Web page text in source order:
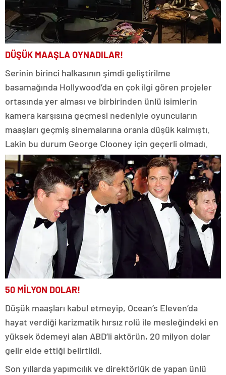
DÜŞÜK MAAŞLA OYNADILAR!
Serinin birinci halkasının şimdi geliştirilme
basamağında Hollywood’da en çok ilgi gören projeler
ortasında yer alması ve birbirinden ünlü isimlerin
kamera karşısına geçmesi nedeniyle oyuncuların
maaşları geçmiş sinemalarına oranla düşük kalmıştı.
Lakin bu durum George Clooney için geçerli olmadı.
50 MİLYON DOLAR!
Düşük maaşları kabul etmeyip, Ocean’s Eleven’da
hayat verdiği karizmatik hırsız rolü ile mesleğindeki en
yüksek ödemeyi alan ABD’li aktörün, 20 milyon dolar
gelir elde ettiği belirtildi.
Son yıllarda yapımcılık ve direktörlük de yapan ünlü